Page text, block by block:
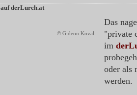
auf derLurch.at
© Gideon Koval
Das
"private
im
oder als
werden.